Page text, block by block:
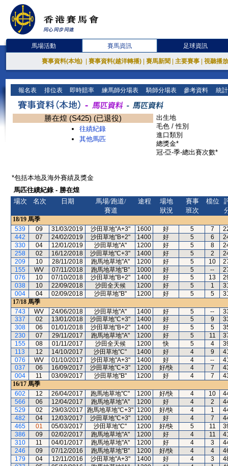
馬場活動 賽馬資訊 足球資訊
賽事資料(本地) 賽事資料(越洋轉播) 賽馬新聞 主要賽事 視聽播
報名表 排位表 即時賠率 練馬師分場表 騎師分場表 參考資料 統
勝在煌 (S425) (已退役)
往績紀錄
其他馬匹
出生地
毛色 / 性別
進口類別
總獎金*
冠-亞-季-總出賽次數*
*包括本地及海外賽績及獎金
馬匹往績紀錄 - 勝在煌
場次
名次 日期
馬場/跑道/
賽道
途程
場地
狀況
賽事
班次
檔位
18/19 馬季
539
09 31/03/2019 沙田草地"A+3" 1600 好 5 7
442
07 24/02/2019 沙田草地"B+2" 1400 好 5 6
330
04 12/01/2019 沙田草地"A" 1200 好 5 8
258
02 16/12/2018 沙田草地"C+3" 1400 好 5 2
209
10 28/11/2018 跑馬地草地"A" 1200 好 5 10
155
WV 07/11/2018 跑馬地草地"B" 1000 好 5 --
076
10 07/10/2018 沙田草地"B+2" 1400 好 5 13
038
10 22/09/2018 沙田全天候 1200 好 5 1
004
04 02/09/2018 沙田草地"B" 1200 好 5 5
17/18 馬季
743
WV 24/06/2018 沙田草地"A" 1400 好 5 --
337
02 13/01/2018 沙田草地"C+3" 1400 好 5 9
308
06 01/01/2018 沙田草地"B+2" 1400 好 5 5
230
07 29/11/2017 跑馬地草地"A" 1200 好 5 11
155
08 01/11/2017 沙田全天候 1200 快 5 4
113
12 14/10/2017 沙田草地"C" 1400 好 4 9
076
WV 01/10/2017 沙田草地"A+3" 1400 好 4 --
037
06 16/09/2017 沙田草地"C+3" 1200 好/快 4 7
004
11 03/09/2017 沙田草地"B" 1200 好 4 7
16/17 馬季
602
12 26/04/2017 跑馬地草地"C" 1200 好/快 4 10
566
06 12/04/2017 跑馬地草地"A" 1200 好 4 2
529
02 29/03/2017 跑馬地草地"C+3" 1200 好/快 4 1
482
04 12/03/2017 沙田草地"C+3" 1200 好 4 7
465
01 05/03/2017 沙田草地"C" 1200 好/快 5 11
386
09 02/02/2017 跑馬地草地"A" 1200 好 4 11
310
11 04/01/2017 跑馬地草地"A" 1200 好 4 3
246
09 07/12/2016 跑馬地草地"B" 1200 好/快 4 4
179
04 12/11/2016 沙田草地"A+3" 1400 好 4 3